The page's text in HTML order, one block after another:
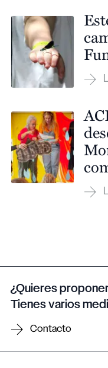
¿Quieres
Tienes varios
Contacto